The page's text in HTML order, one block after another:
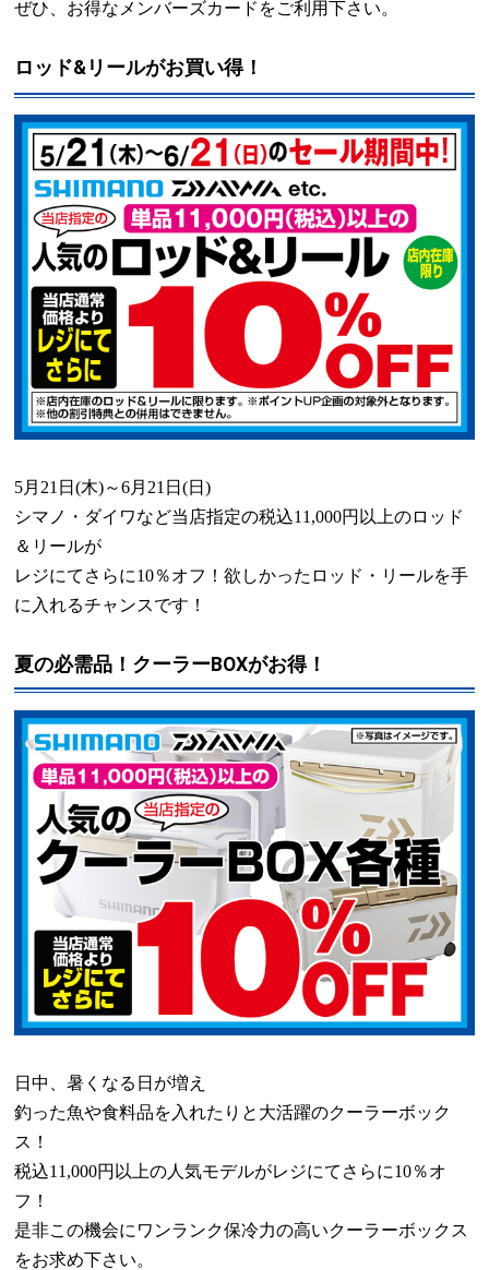
ぜひ、お得なメンバーズカードをご利用下さい。
ロッド&リールがお買い得！
5月 21 日(木)～6月 21 日(日)
シマノ・ダイワなど当店指定の税込11,000円以上のロッド
＆リールが
レジにてさらに10％オフ！欲しかったロッド・リールを手
に入れるチャンスです！
夏の必需品！クーラーBOXがお得！
日中、暑くなる日が増え
釣った魚や食料品を入れたりと大活躍のクーラーボック
ス！
税込11,000円以上の人気モデルがレジにてさらに10％オ
フ！
是非この機会にワンランク保冷力の高いクーラーボックス
をお求め下さい。